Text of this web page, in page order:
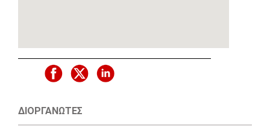
ΔΙΟΡΓΑΝΩΤΈΣ